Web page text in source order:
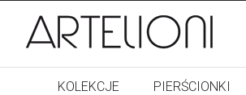
KOLEKCJE PIERŚCIONKI